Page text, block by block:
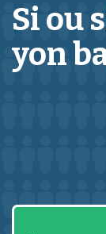
Si ou
yon